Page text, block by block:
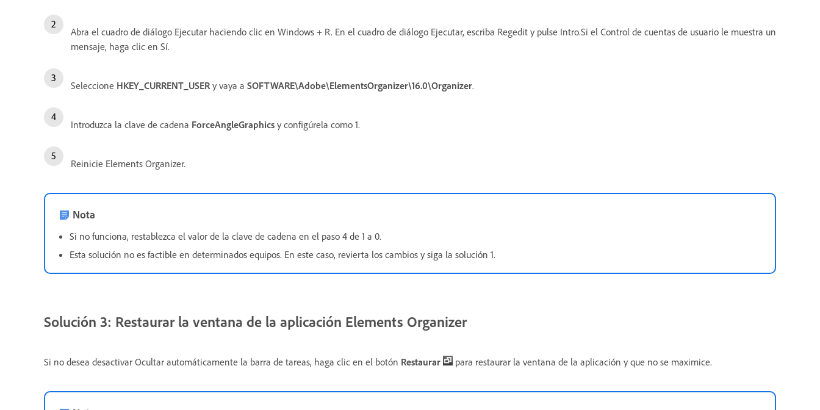
Abra el cuadro de diálogo Ejecutar haciendo clic en Windows + R. En el cuadro de diálogo Ejecutar, escriba Regedit y pulse Intro.Si el Control de cuentas de usuario le muestra un
mensaje, haga clic en Sí.
Seleccione HKEY_CURRENT_USER y vaya a SOFTWARE\Adobe\ElementsOrganizer\16.0\Organizer.
Introduzca la clave de cadena ForceAngleGraphics y configúrela como 1.
Reinicie Elements Organizer.
Nota
Si no funciona, restablezca el valor de la clave de cadena en el paso 4 de 1 a 0.
Esta solución no es factible en determinados equipos. En este caso, revierta los cambios y siga la solución 1.
Solución 3: Restaurar la ventana de la aplicación Elements Organizer
Si no desea desactivar Ocultar automáticamente la barra de tareas, haga clic en el botón Restaurar para restaurar la ventana de la aplicación y que no se maximice.